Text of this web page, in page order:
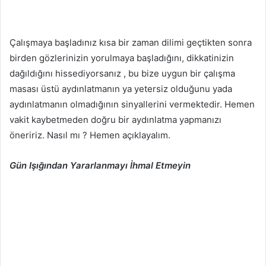
Çalışmaya başladınız kısa bir zaman dilimi geçtikten sonra
birden gözlerinizin yorulmaya başladığını, dikkatinizin
dağıldığını hissediyorsanız , bu bize uygun bir çalışma
masası üstü aydınlatmanın ya yetersiz olduğunu yada
aydınlatmanın olmadığının sinyallerini vermektedir. Hemen
vakit kaybetmeden doğru bir aydınlatma yapmanızı
öneririz. Nasıl mı ? Hemen açıklayalım.
Gün Işığından Yararlanmayı İhmal Etmeyin